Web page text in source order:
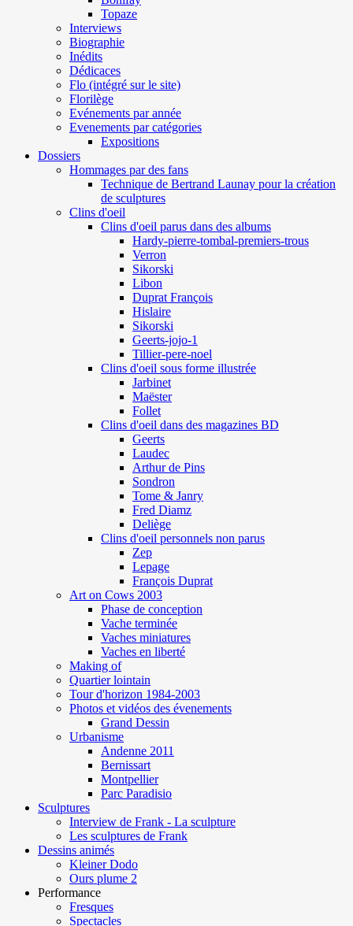
Topaze
Interviews
Biographie
Inédits
Dédicaces
Flo (intégré sur le site)
Florilège
Evénements par année
Evenements par catégories
Expositions
Dossiers
Hommages par des fans
Technique de Bertrand Launay pour la création
de sculptures
Clins d'oeil
Clins d'oeil parus dans des albums
Hardy-pierre-tombal-premiers-trous
Verron
Sikorski
Libon
Duprat François
Hislaire
Sikorski
Geerts-jojo-1
Tillier-pere-noel
Clins d'oeil sous forme illustrée
Jarbinet
Maëster
Follet
Clins d'oeil dans des magazines BD
Geerts
Laudec
Arthur de Pins
Sondron
Tome & Janry
Fred Diamz
Deliège
Clins d'oeil personnels non parus
Zep
Lepage
François Duprat
Art on Cows 2003
Phase de conception
Vache terminée
Vaches miniatures
Vaches en liberté
Making of
Quartier lointain
Tour d'horizon 1984-2003
Photos et vidéos des évenements
Grand Dessin
Urbanisme
Andenne 2011
Bernissart
Montpellier
Parc Paradisio
Sculptures
Interview de Frank - La sculpture
Les sculptures de Frank
Dessins animés
Kleiner Dodo
Ours plume 2
Performance
Fresques
Spectacles